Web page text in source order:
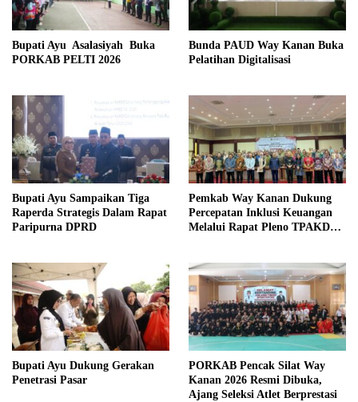
Bupati Ayu Asalasiyah Buka
PORKAB PELTI 2026
Bunda PAUD Way Kanan Buka
Pelatihan Digitalisasi
Bupati Ayu Sampaikan Tiga
Raperda Strategis Dalam Rapat
Paripurna DPRD
Pemkab Way Kanan Dukung
Percepatan Inklusi Keuangan
Melalui Rapat Pleno TPAKD
Bupati Ayu Dukung Gerakan
Penetrasi Pasar
PORKAB Pencak Silat Way
Kanan 2026 Resmi Dibuka,
Ajang Seleksi Atlet Berprestasi